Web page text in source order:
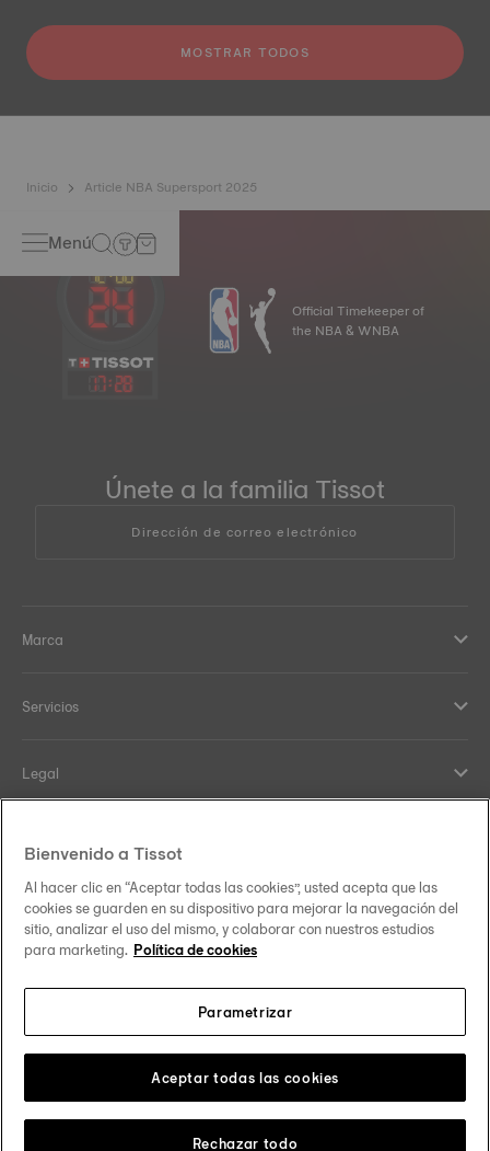
MOSTRAR TODOS
Inicio Article NBA Supersport 2025
Menú
17:28
Official Timekeeper of
the NBA & WNBA
Únete a la familia Tissot
Dirección de correo electrónico
Marca
Servicios
Legal
Nuestro compromiso
Síguenos en redes sociales
Cambiar país Tissot Copyrights 2026
Bienvenido a Tissot
Al hacer clic en “Aceptar todas las cookies”, usted acepta que las
cookies se guarden en su dispositivo para mejorar la navegación del
sitio, analizar el uso del mismo, y colaborar con nuestros estudios
para marketing. Política de cookies
Parametrizar
Rechazar todo
Aceptar todas las cookies